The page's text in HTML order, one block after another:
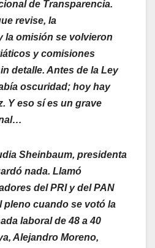
de Transparencia.
revise, la
la omisión se volvieron
y comisiones
detalle. Antes de la Ley
oscuridad; hoy hay
Y eso sí es un grave
Sheinbaum, presidenta
nada. Llamó
del PRI y del PAN
pleno cuando se votó la
laboral de 48 a 40
Alejandro Moreno,